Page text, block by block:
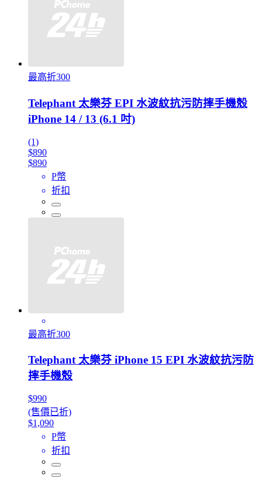
最高折300
Telephant 太樂芬 EPI 水波紋抗污防摔手機殼
iPhone 14 / 13 (6.1 吋)
(1)
$890
$890
P幣
折扣
最高折300
Telephant 太樂芬 iPhone 15 EPI 水波紋抗污防
摔手機殼
$990
(售價已折)
$1,090
P幣
折扣